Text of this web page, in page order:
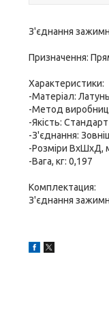
З'єднання
Призначення:
Характеристики:
-Матеріал:
-Метод
-Якість: Стандарт
-З'єднання:
-Розміри ВхШхД,
-Вага, кг: 0,197
Комплектация:
З'єднання